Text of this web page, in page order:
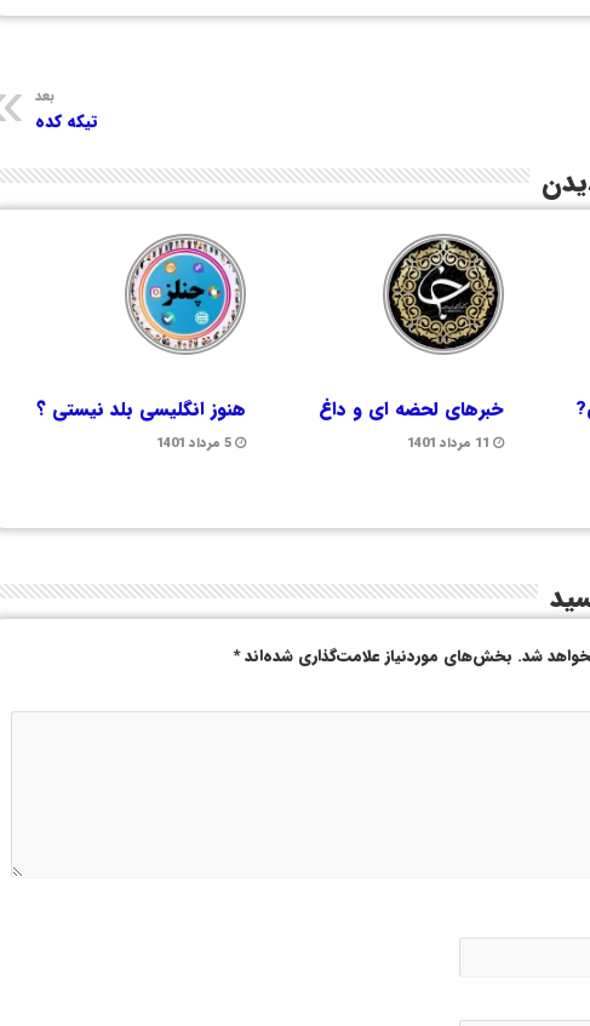
بعد
تیکه کده
خبرهای لحضه ای و داغ
11 مرداد 1401
هنوز انگلیسی بلد نیستی ؟
5 مرداد 1401
شد. بخش‌های موردنیاز علامت‌گذاری شده‌اند*